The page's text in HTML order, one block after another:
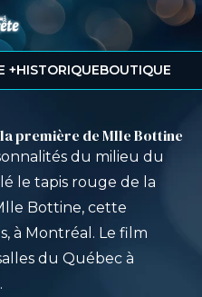
+HISTORIQUEBOUTIQUE
première de Mlle Bottine
du milieu du
le tapis rouge de la
Bottine, cette
à Montréal. Le film
du Québec à